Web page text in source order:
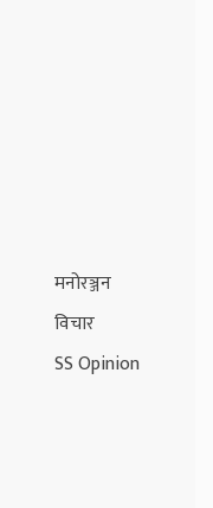
मनोरञ्जन
विचार
SS Opinion